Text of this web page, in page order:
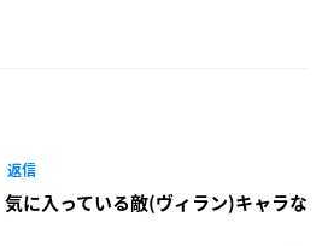
返信
に入っている敵(ヴィラン)キャラな